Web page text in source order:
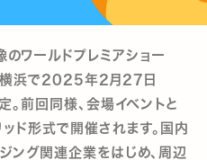
ワールドプレミアショー
横浜で2025年2月27日
。前回同様、会場イベントと
ド形式で開催されます。国内
ング関連企業をはじめ、周辺